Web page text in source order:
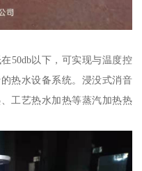
50db以下，可实现与温度控
热水设备系统。浸没式消音
工艺热水加热等蒸汽加热热